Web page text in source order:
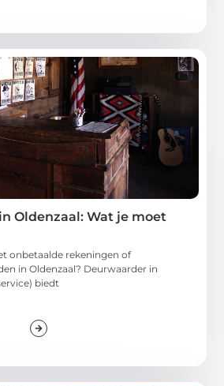
Oldenzaal: Wat je moet
onbetaalde rekeningen of
in Oldenzaal? Deurwaarder in
biedt